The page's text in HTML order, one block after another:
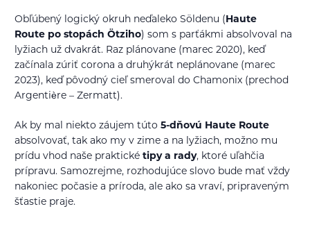
Obľúbený logický okruh neďaleko Söldenu (Haute
Route po stopách Ötziho) som s parťákmi absolvoval na
lyžiach už dvakrát. Raz plánovane (marec 2020), keď
začínala zúriť corona a druhýkrát neplánovane (marec
2023), keď pôvodný cieľ smeroval do Chamonix (prechod
Argentière – Zermatt).
Ak by mal niekto záujem túto 5-dňovú Haute Route
absolvovať, tak ako my v zime a na lyžiach, možno mu
prídu vhod naše praktické tipy a rady, ktoré uľahčia
prípravu. Samozrejme, rozhodujúce slovo bude mať vždy
nakoniec počasie a príroda, ale ako sa vraví, pripraveným
šťastie praje.